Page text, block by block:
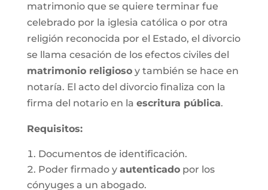
matrimonio que se quiere terminar fue
celebrado por la iglesia católica o por otra
religión reconocida por el Estado, el divorcio
se llama cesación de los efectos civiles del
matrimonio religiosoy también se hace en
notaría. El acto del divorcio finaliza con la
firma del notario en la escritura pública.
Requisitos:
Documentos de identificación.
Poder firmado y autenticadopor los
cónyuges a un abogado.